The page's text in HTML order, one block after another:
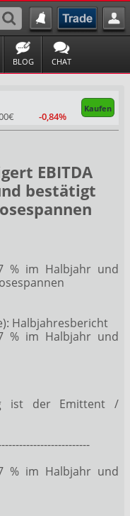
BLOG CHAT
Kaufen
-0,84%
EBITDA
bestätigt
% im Halbjahr und
Halbjahresbericht
% im Halbjahr und
ist der Emittent /
% im Halbjahr und